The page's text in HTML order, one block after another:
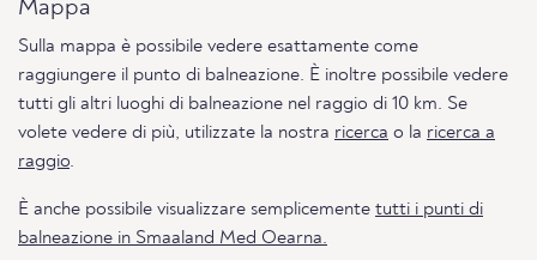
Mappa
Sulla mappa è possibile vedere esattamente come
raggiungere il punto di balneazione. È inoltre possibile vedere
tutti gli altri luoghi di balneazione nel raggio di 10 km. Se
volete vedere di più, utilizzate la nostra ricerca o la ricerca a
raggio.
È anche possibile visualizzare semplicemente tutti i punti di
balneazione in Smaaland Med Oearna.